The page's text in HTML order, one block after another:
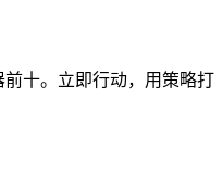
十。立即行动，用策略打